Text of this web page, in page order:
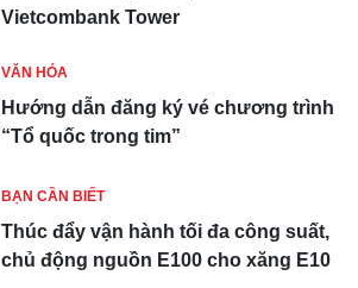
Vietcombank Tower
VĂN HÓA
Hướng dẫn đăng ký vé chương trình
“Tổ quốc trong tim”
BẠN CẦN BIẾT
Thúc đẩy vận hành tối đa công suất,
chủ động nguồn E100 cho xăng E10